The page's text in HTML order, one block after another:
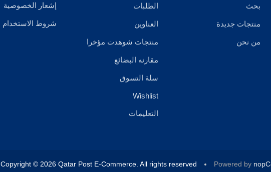
بحث
منتجات جديدة
من نحن
الطلبات
العناوين
منتجات شوهدت مؤخرا
مقارنه البضائع
سلة التسوق
Wishlist
التعليمات
إشعار الخصوصية
شروط الاستخدام
Powered by
Copyright © 2026 Qatar Post E-Commerce. All rights reserved.